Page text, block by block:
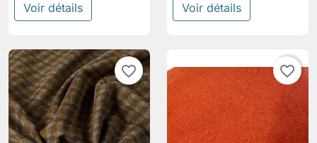
Voir détails Voir détails
favorite_border favorite_border